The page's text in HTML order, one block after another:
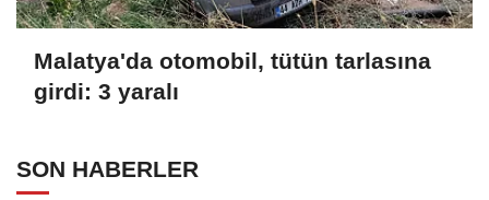
Malatya'da otomobil, tütün tarlasına
girdi: 3 yaralı
SON HABERLER